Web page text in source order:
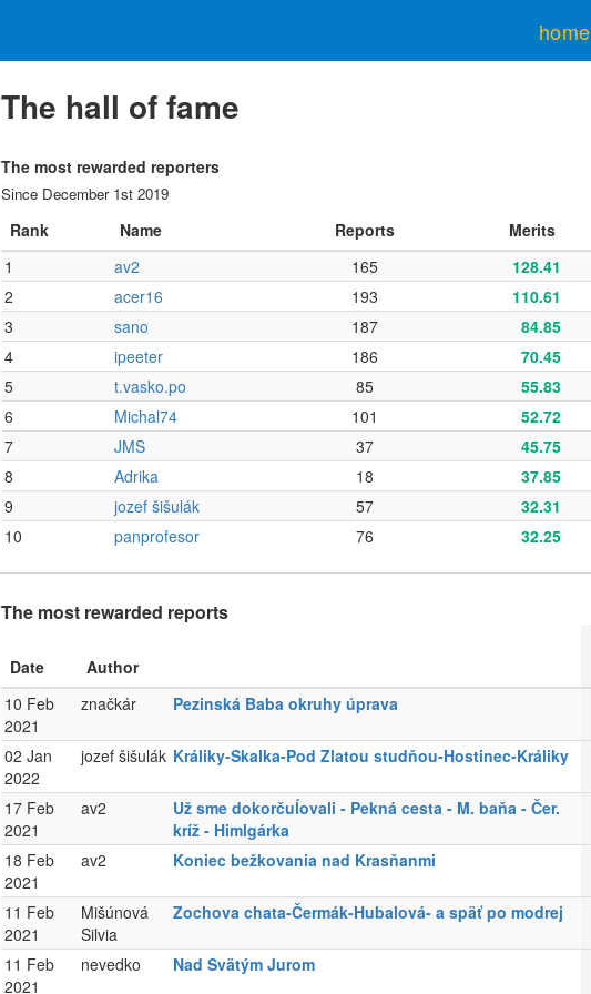
home
The hall of fame
The most rewarded reporters
Since December 1st 2019
Rank Name Reports Merits
1
av2 165 128.41
2
acer16 193 110.61
3
sano 187 84.85
4
ipeeter 186 70.45
5
t.vasko.po 85 55.83
6
Michal74 101 52.72
7
JMS 37 45.75
8
Adrika 18 37.85
9
jozef šišulák 57 32.31
10
panprofesor 76 32.25
The most rewarded reports
Date Author
10 Feb
2021
značkár Pezinská Baba okruhy úprava
02 Jan
2022
jozef šišulák Králiky-Skalka-Pod Zlatou studňou-Hostinec-Králiky
17 Feb
2021
av2
Už sme dokorčuĺovali - Pekná cesta - M. baňa - Čer.
kríž - Himlgárka
18 Feb
2021
av2 Koniec bežkovania nad Krasňanmi
11 Feb
2021
Mišúnová
Silvia
Zochova chata-Čermák-Hubalová- a späť po modrej
11 Feb
2021
nevedko Nad Svätým Jurom